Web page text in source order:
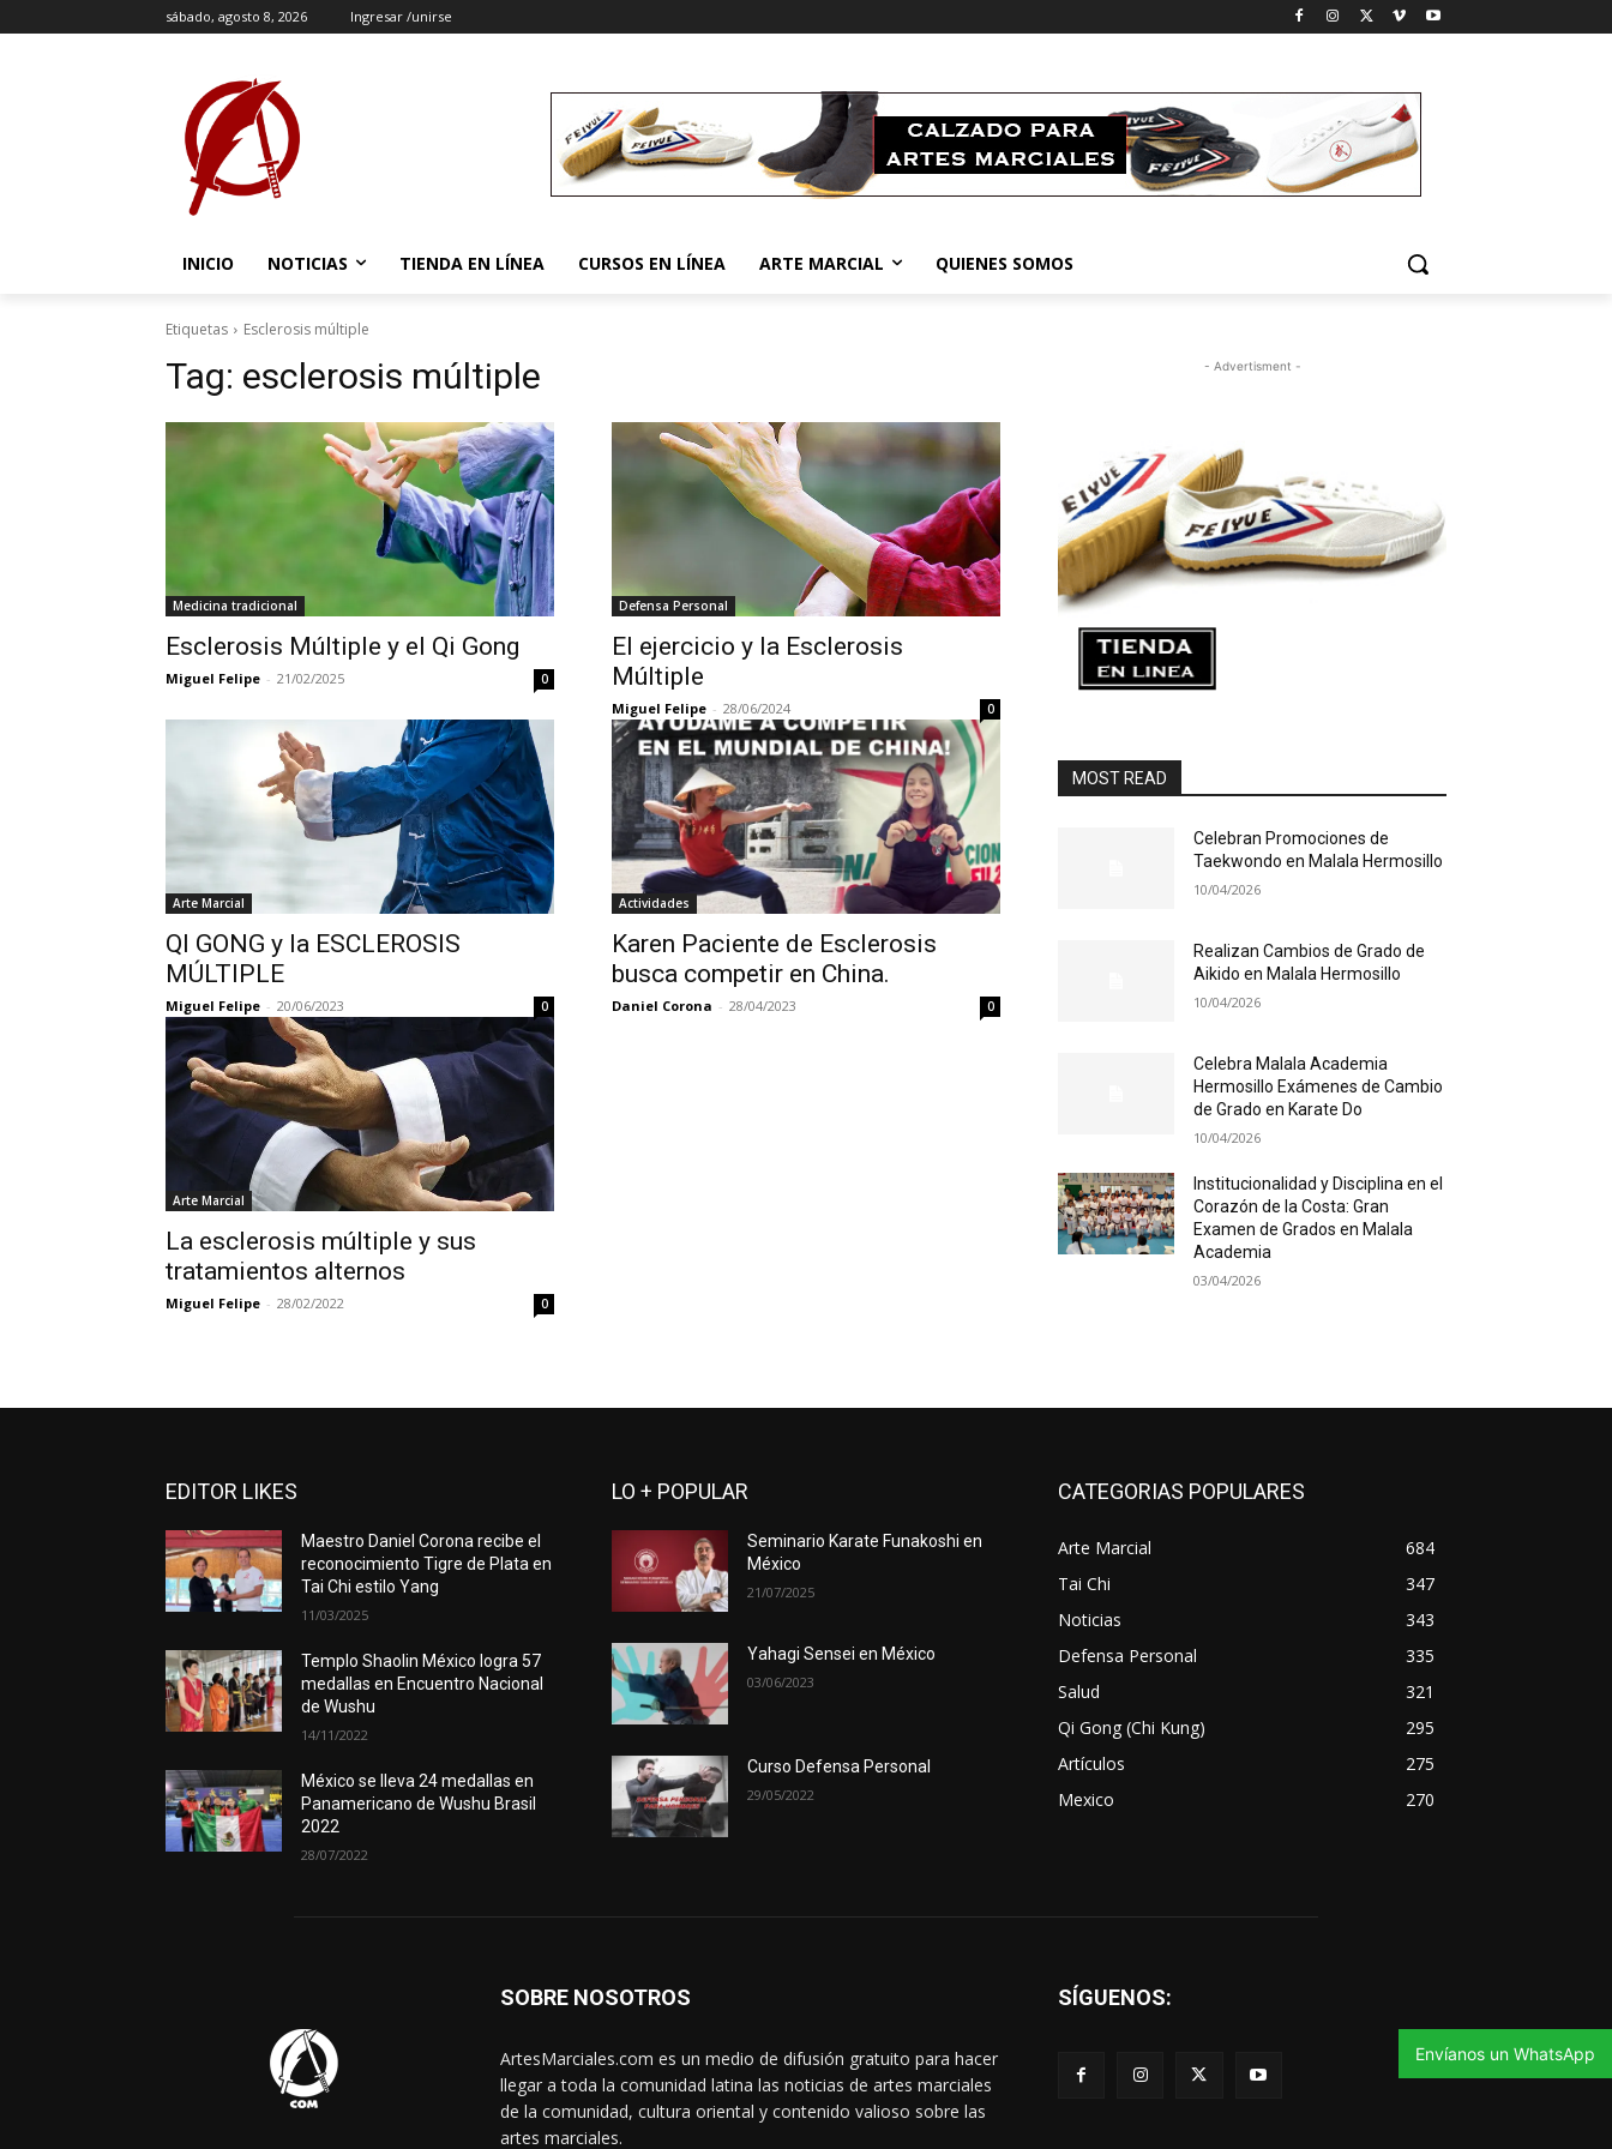
sábado, agosto 8, 2026 Ingresar /unirse
INICIO NOTICIAS TIENDA EN LÍNEA CURSOS EN LÍNEA ARTE MARCIAL QUIENES SOMOS
Etiquetas Esclerosis múltiple
Tag: esclerosis múltiple
Medicina tradicional
Esclerosis Múltiple y el Qi Gong
Miguel Felipe - 21/02/2025 0
Defensa Personal
El ejercicio y la Esclerosis
Múltiple
Miguel Felipe - 28/06/2024 0
Arte Marcial
QI GONG y la ESCLEROSIS
MÚLTIPLE
Miguel Felipe - 20/06/2023 0
Actividades
Karen Paciente de Esclerosis
busca competir en China.
Daniel Corona - 28/04/2023 0
Arte Marcial
La esclerosis múltiple y sus
tratamientos alternos
Miguel Felipe - 28/02/2022 0
- Advertisment -
MOST READ
Celebran Promociones de
Taekwondo en Malala Hermosillo
10/04/2026
Realizan Cambios de Grado de
Aikido en Malala Hermosillo
10/04/2026
Celebra Malala Academia
Hermosillo Exámenes de Cambio
de Grado en Karate Do
10/04/2026
Institucionalidad y Disciplina en el
Corazón de la Costa: Gran
Examen de Grados en Malala
Academia
03/04/2026
EDITOR LIKES
Maestro Daniel Corona recibe el
reconocimiento Tigre de Plata en
Tai Chi estilo Yang
11/03/2025
Templo Shaolin México logra 57
medallas en Encuentro Nacional
de Wushu
14/11/2022
México se lleva 24 medallas en
Panamericano de Wushu Brasil
2022
28/07/2022
LO + POPULAR
Seminario Karate Funakoshi en
México
21/07/2025
Yahagi Sensei en México
03/06/2023
Curso Defensa Personal
29/05/2022
CATEGORIAS POPULARES
Arte Marcial
684
Tai Chi
347
Noticias
343
Defensa Personal
335
Salud
321
Qi Gong (Chi Kung)
295
Artículos
275
Mexico
270
SOBRE NOSOTROS
ArtesMarciales.com es un medio de difusión gratuito para hacer
llegar a toda la comunidad latina las noticias de artes marciales
de la comunidad, cultura oriental y contenido valioso sobre las
artes marciales.
SÍGUENOS:
Envíanos un WhatsApp